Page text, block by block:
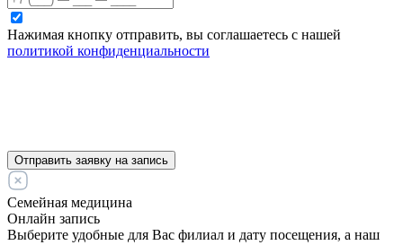
Нажимая кнопку отправить, вы соглашаетесь с нашей
политикой конфиденциальности
Отправить заявку на запись
Семейная медицина
Онлайн запись
Выберите удобные для Вас филиал и дату посещения, а наш